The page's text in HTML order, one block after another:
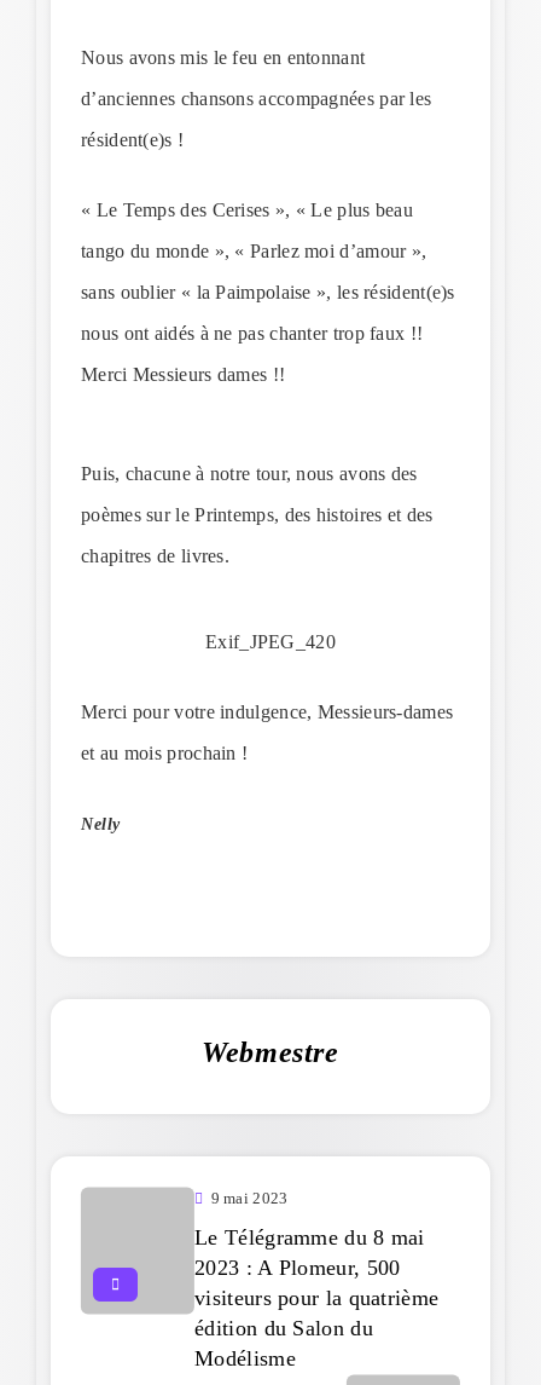
Nous avons mis le feu en entonnant
d’anciennes chansons accompagnées par les
résident(e)s !
« Le Temps des Cerises », « Le plus beau
tango du monde », « Parlez moi d’amour »,
sans oublier « la Paimpolaise », les résident(e)s
nous ont aidés à ne pas chanter trop faux !!
Merci Messieurs dames !!
Puis, chacune à notre tour, nous avons des
poèmes sur le Printemps, des histoires et des
chapitres de livres.
Exif_JPEG_420
Merci pour votre indulgence, Messieurs-dames
et au mois prochain !
Nelly
Webmestre
9 mai 2023
Le Télégramme du 8 mai
2023 : A Plomeur, 500
visiteurs pour la quatrième
édition du Salon du
Modélisme